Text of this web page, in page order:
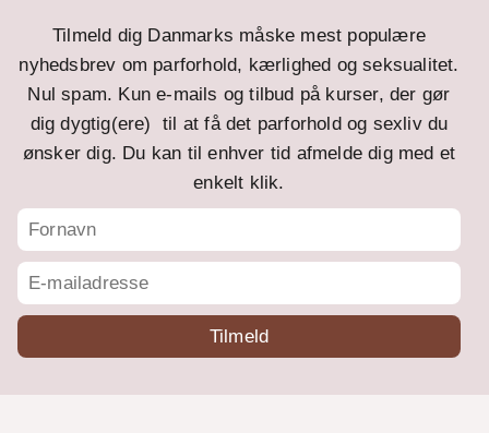
Tilmeld dig Danmarks måske mest populære
nyhedsbrev om parforhold, kærlighed og seksualitet.
Nul spam. Kun e-mails og tilbud på kurser, der gør
dig dygtig(ere) til at få det parforhold og sexliv du
ønsker dig. Du kan til enhver tid afmelde dig med et
enkelt klik.